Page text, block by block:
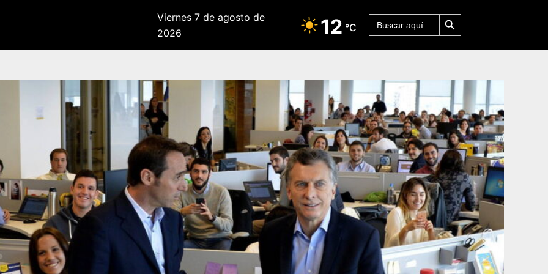
Viernes 7 de agosto de
2026
12 °C
Buscar: Botón de búsqueda